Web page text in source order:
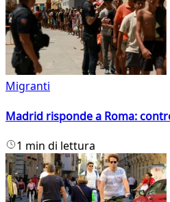
Migranti
Madrid risponde a Roma:
1 min di lettura